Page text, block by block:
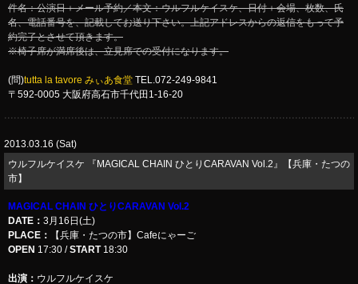
件名：公演日＋メール予約／本文：ウルフルケイスケ、日付＋会場、枚数、氏
名、電話番号を、記載してお送り下さい。上記アドレスからの返信をもって予
約完了とさせて頂きます。
※椅子席が満席後は、立見席での受付になります。
(問)tutta la tavore みぃあ食堂 TEL.072-249-9841
〒592-0005 大阪府高石市千代田1-16-20
2013.03.16 (Sat)
ウルフルケイスケ 『MAGICAL CHAIN ひとりCARAVAN Vol.2』【兵庫・たつの
市】
MAGICAL CHAIN ひとりCARAVAN Vol.2
DATE： 3月16日(土)
PLACE：
【兵庫・たつの市】Cafeにゃーご
OPEN 17:30 /START18:30
出演： ウルフルケイスケ